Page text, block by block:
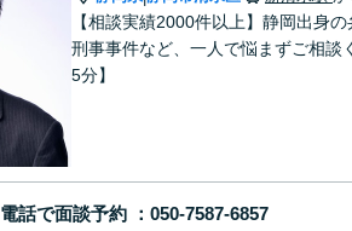
【相談実績2000件以上】静岡出身
刑事事件など、一人で悩まずご相談
5分】
電話で面談予約